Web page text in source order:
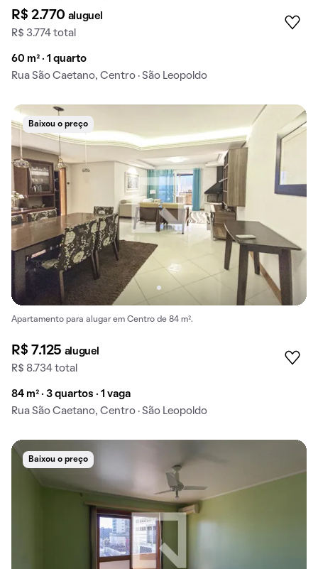
R$ 2.770 aluguel
R$ 3.774 total
60 m² · 1 quarto
Rua São Caetano, Centro · São Leopoldo
Baixou o preço
Apartamento para alugar em Centro de 84 m².
R$ 7.125 aluguel
R$ 8.734 total
84 m² · 3 quartos · 1 vaga
Rua São Caetano, Centro · São Leopoldo
Baixou o preço